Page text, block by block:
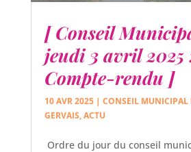
[ Conseil
jeudi 3 avril 2025
Compte-rendu ]
10 AVR 2025| CONSEIL MUNICIPAL
GERVAIS,ACTU
Ordre du jour du conseil